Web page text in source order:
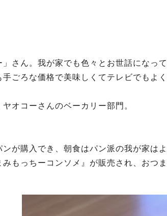
さん。我が家でも色々とお世話になって
手ごろな価格で美味しくてテレビでもよ
オコーさんのベーカリー部門。
が購入でき、朝食はパン派の我が家は
もっちーコンソメ』が販売され、おつ